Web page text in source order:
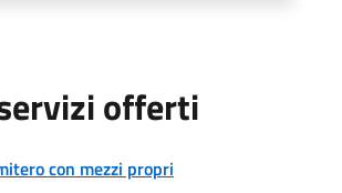
offerti
con mezzi propri